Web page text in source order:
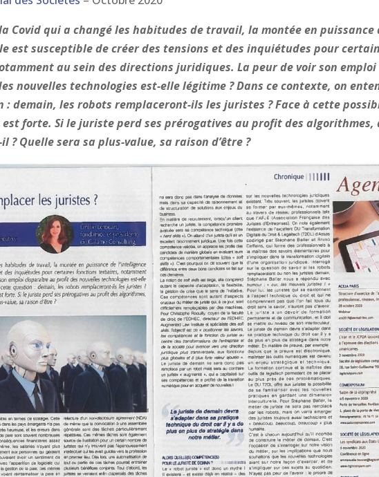
Covid qui a changé les habitudes de travail, la montée en puissance
est susceptible de créer des tensions et des inquiétudes pour
au sein des directions juridiques. La peur de voir son emploi
nouvelles technologies est-elle légitime ? Dans ce contexte, on
: demain, les robots remplaceront-ils les juristes ? Face à cette
forte. Si le juriste perd ses prérogatives au profit des algorithmes,
Quelle sera sa plus-value, sa raison d’être ?